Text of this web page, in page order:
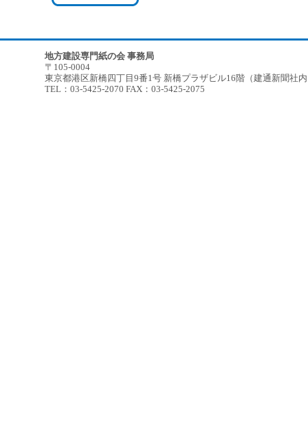
地方建設専門紙の会 事務局
〒105-0004
東京都港区新橋四丁目9番1号 新橋プラザビル16階（建通新聞社
TEL：03-5425-2070 FAX：03-5425-2075